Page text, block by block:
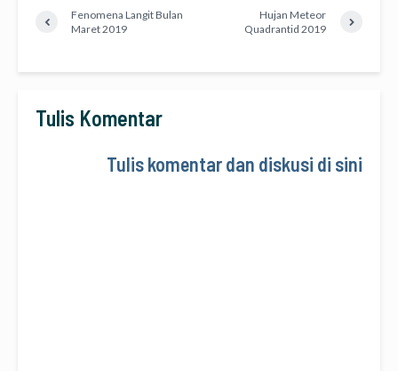
Fenomena Langit Bulan
Maret 2019
Hujan Meteor
Quadrantid 2019
Tulis Komentar
Tulis komentar dan diskusi di sini